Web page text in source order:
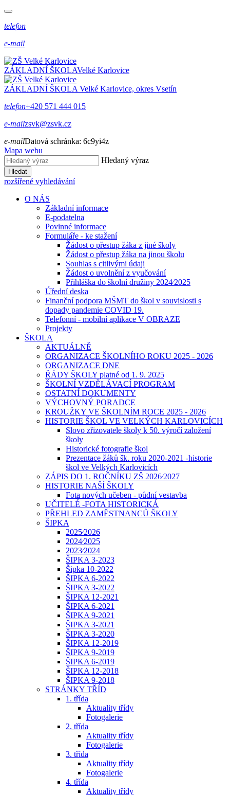
telefon
e-mail
ZÁKLADNÍ ŠKOLAVelké Karlovice
ZÁKLADNÍ ŠKOLA Velké Karlovice, okres Vsetín
telefon+420 571 444 015
e-mailzsvk@zsvk.cz
e-mailDatová schránka: 6c9yi4z
Mapa webu
Hledaný výraz
Hledat
rozšířené vyhledávání
O NÁS
Základní informace
E-podatelna
Povinné informace
Formuláře - ke stažení
Žádost o přestup žáka z jiné školy
Žádost o přestup žáka na jinou školu
Souhlas s citlivými údaji
Žádost o uvolnění z vyučování
Přihláška do školní družiny 2024⁄2025
Úřední deska
Finanční podpora MŠMT do škol v souvislosti s
dopady pandemie COVID 19.
Telefonní - mobilní aplikace V OBRAZE
Projekty
ŠKOLA
AKTUÁLNĚ
ORGANIZACE ŠKOLNÍHO ROKU 2025 - 2026
ORGANIZACE DNE
ŘÁDY ŠKOLY platné od 1. 9. 2025
ŠKOLNÍ VZDĚLÁVACÍ PROGRAM
OSTATNÍ DOKUMENTY
VÝCHOVNÝ PORADCE
KROUŽKY VE ŠKOLNÍM ROCE 2025 - 2026
HISTORIE ŠKOL VE VELKÝCH KARLOVICÍCH
Slovo zřizovatele školy k 50. výročí založení
školy
Historické fotografie škol
Prezentace žáků šk. roku 2020-2021 -historie
škol ve Velkých Karlovicích
ZÁPIS DO 1. ROČNÍKU ZŠ 2026⁄2027
HISTORIE NAŠÍ ŠKOLY
Fota nových učeben - půdní vestavba
UČITELÉ -FOTA HISTORICKÁ
PŘEHLED ZAMĚSTNANCŮ ŠKOLY
ŠIPKA
2025⁄2026
2024⁄2025
2023⁄2024
ŠIPKA 3-2023
Šipka 10-2022
ŠIPKA 6-2022
ŠIPKA 3-2022
ŠIPKA 12-2021
ŠIPKA 6-2021
ŠIPKA 9-2021
ŠIPKA 3-2021
ŠIPKA 3-2020
ŠIPKA 12-2019
ŠIPKA 9-2019
ŠIPKA 6-2019
ŠIPKA 12-2018
ŠIPKA 9-2018
STRÁNKY TŘÍD
1. třída
Aktuality třídy
Fotogalerie
2. třída
Aktuality třídy
Fotogalerie
3. třída
Aktuality třídy
Fotogalerie
4. třída
Aktuality třídy